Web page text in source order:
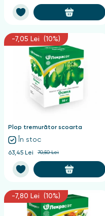
-7,05 Lei (10%)
Plop tremurător scoarta
În stoc
63,45 Lei 70,50 Lei
-7,80 Lei (10%)